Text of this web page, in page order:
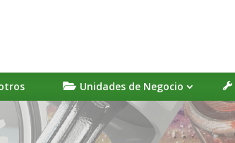
Unidades de Negocio